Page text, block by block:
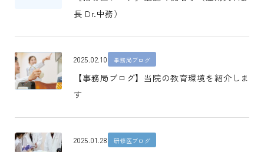
長 Dr.中務）
2025.02.10 事務局ブログ
【事務局ブログ】当院の教育環境を紹介しま
す
2025.01.28 研修医ブログ